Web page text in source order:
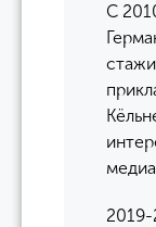
С
2019-